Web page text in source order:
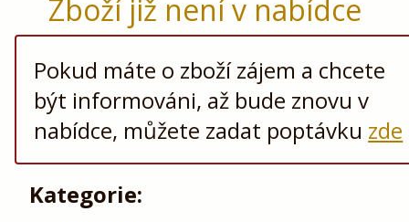
Zboží již není v nabídce
Pokud máte o zboží zájem a chcete
být informováni, až bude znovu v
nabídce, můžete zadat poptávku zde
Kategorie: